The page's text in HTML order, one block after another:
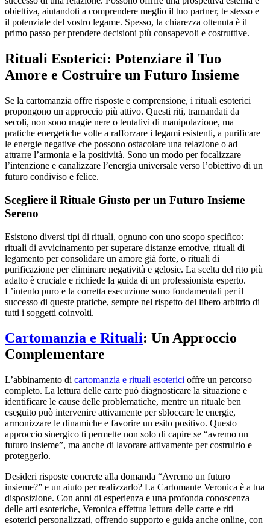
obiettiva, aiutandoti a comprendere meglio il tuo partner, te stesso e
il potenziale del vostro legame. Spesso, la chiarezza ottenuta è il
primo passo per prendere decisioni più consapevoli e costruttive.
Rituali Esoterici: Potenziare il Tuo
Amore e Costruire un Futuro Insieme
Se la cartomanzia offre risposte e comprensione, i rituali esoterici
propongono un approccio più attivo. Questi riti, tramandati da
secoli, non sono magie nere o tentativi di manipolazione, ma
pratiche energetiche volte a rafforzare i legami esistenti, a purificare
le energie negative che possono ostacolare una relazione o ad
attrarre l’armonia e la positività. Sono un modo per focalizzare
l’intenzione e canalizzare l’energia universale verso l’obiettivo di un
futuro condiviso e felice.
Scegliere il Rituale Giusto per un Futuro Insieme
Sereno
Esistono diversi tipi di rituali, ognuno con uno scopo specifico:
rituali di avvicinamento per superare distanze emotive, rituali di
legamento per consolidare un amore già forte, o rituali di
purificazione per eliminare negatività e gelosie. La scelta del rito più
adatto è cruciale e richiede la guida di un professionista esperto.
L’intento puro e la corretta esecuzione sono fondamentali per il
successo di queste pratiche, sempre nel rispetto del libero arbitrio di
tutti i soggetti coinvolti.
Cartomanzia e Rituali: Un Approccio
Complementare
L’abbinamento di cartomanzia e rituali esoterici offre un percorso
completo. La lettura delle carte può diagnosticare la situazione e
identificare le cause delle problematiche, mentre un rituale ben
eseguito può intervenire attivamente per sbloccare le energie,
armonizzare le dinamiche e favorire un esito positivo. Questo
approccio sinergico ti permette non solo di capire se “avremo un
futuro insieme”, ma anche di lavorare attivamente per costruirlo e
proteggerlo.
Desideri risposte concrete alla domanda “Avremo un futuro
insieme?” e un aiuto per realizzarlo? La Cartomante Veronica è a tua
disposizione. Con anni di esperienza e una profonda conoscenza
delle arti esoteriche, Veronica effettua lettura delle carte e riti
esoterici personalizzati, offrendo supporto e guida anche online, con